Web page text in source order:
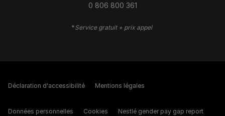
0 806 800 361
*Service gratuit + prix appel
Déclaration d'accessibilité Mentions légales
Données personnelles Cookies Nestlé gender pay gap report